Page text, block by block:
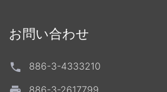
お問い合わせ
886-3-4333210
886-3-2617799